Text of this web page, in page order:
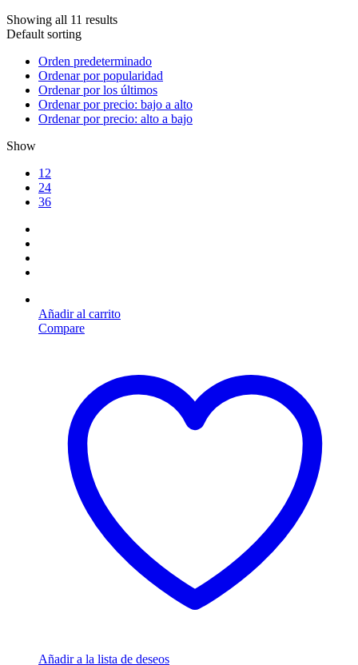
Showing all 11 results
Default sorting
Orden predeterminado
Ordenar por popularidad
Ordenar por los últimos
Ordenar por precio: bajo a alto
Ordenar por precio: alto a bajo
Show
12
24
36
Añadir al carrito
Compare
Añadir a la lista de deseos